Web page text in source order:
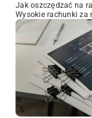
Jak oszczędzać na
Wysokie rachunki za